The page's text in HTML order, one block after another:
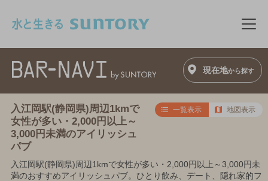
メ
現在地から探す
入江岡駅(静岡県)周辺1kmで
女性が多い・2,000円以上～
3,000円未満のアイリッシュ
パブ
一覧表示 地図表示
入江岡駅(静岡県)周辺1kmで女性が多い・2,000円以上～3,000円未
満のおすすめアイリッシュパブ。ひとり飲み、デート、隠れ家的フ